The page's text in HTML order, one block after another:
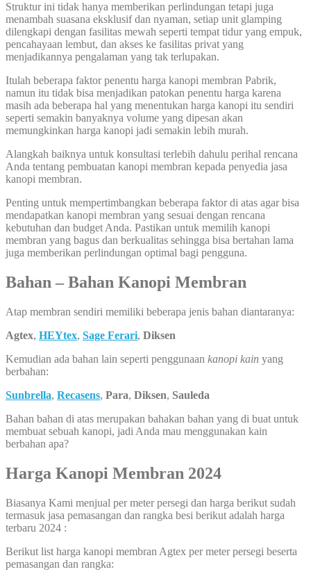
Struktur ini tidak hanya memberikan perlindungan tetapi juga
menambah suasana eksklusif dan nyaman, setiap unit glamping
dilengkapi dengan fasilitas mewah seperti tempat tidur yang empuk,
pencahayaan lembut, dan akses ke fasilitas privat yang
menjadikannya pengalaman yang tak terlupakan.
Itulah beberapa faktor penentu harga kanopi membran Pabrik,
namun itu tidak bisa menjadikan patokan penentu harga karena
masih ada beberapa hal yang menentukan harga kanopi itu sendiri
seperti semakin banyaknya volume yang dipesan akan
memungkinkan harga kanopi jadi semakin lebih murah.
Alangkah baiknya untuk konsultasi terlebih dahulu perihal rencana
Anda tentang pembuatan kanopi membran kepada penyedia jasa
kanopi membran.
Penting untuk mempertimbangkan beberapa faktor di atas agar bisa
mendapatkan kanopi membran yang sesuai dengan rencana
kebutuhan dan budget Anda. Pastikan untuk memilih kanopi
membran yang bagus dan berkualitas sehingga bisa bertahan lama
juga memberikan perlindungan optimal bagi pengguna.
Bahan – Bahan Kanopi Membran
Atap membran sendiri memiliki beberapa jenis bahan diantaranya:
Agtex, HEYtex, Sage Ferari, Diksen
Kemudian ada bahan lain seperti penggunaan kanopi kain yang
berbahan:
Sunbrella, Recasens, Para, Diksen, Sauleda
Bahan bahan di atas merupakan bahakan bahan yang di buat untuk
membuat sebuah kanopi, jadi Anda mau menggunakan kain
berbahan apa?
Harga Kanopi Membran 2024
Biasanya Kami menjual per meter persegi dan harga berikut sudah
termasuk jasa pemasangan dan rangka besi berikut adalah harga
terbaru 2024 :
Berikut list harga kanopi membran Agtex per meter persegi beserta
pemasangan dan rangka: